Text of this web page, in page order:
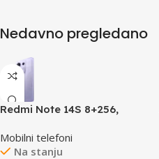
Nedavno pregledano
Redmi Note 14S 8+256,
Mobilni telefoni
Na stanju